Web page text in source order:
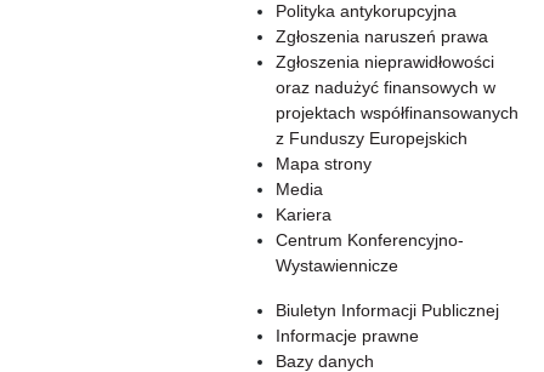
Polityka antykorupcyjna
Zgłoszenia naruszeń prawa
Zgłoszenia nieprawidłowości
oraz nadużyć finansowych w
projektach współfinansowanych
z Funduszy Europejskich
Mapa strony
Media
Kariera
Centrum Konferencyjno-
Wystawiennicze
Biuletyn Informacji Publicznej
Informacje prawne
Bazy danych